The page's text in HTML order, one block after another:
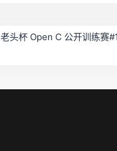
头杯 Open C 公开训练赛